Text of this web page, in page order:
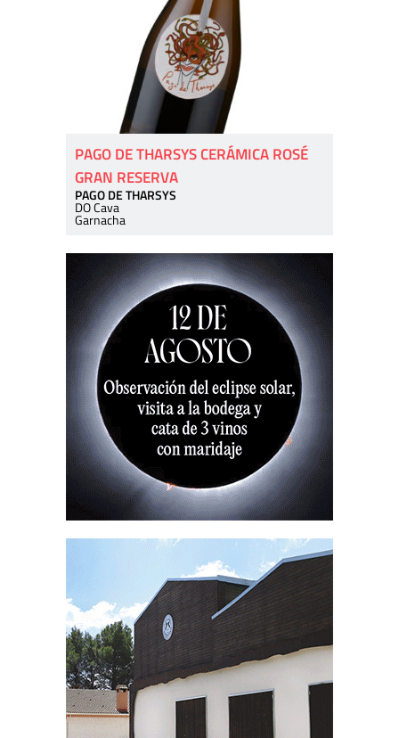
PAGO DE THARSYS CERÁMICA ROSÉ
GRAN RESERVA
PAGO DE THARSYS
DO Cava
Garnacha